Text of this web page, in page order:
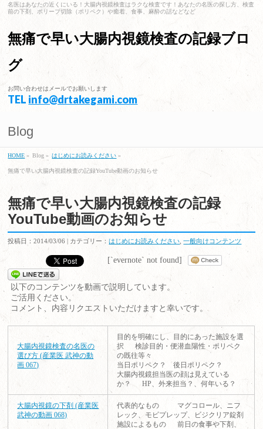
名医はあなたの近くにいる！大腸内視鏡検査はラクな検査です！あなたの名医の探し方、検査
前の下剤、ポリープ切除（ポリペク）や癒着、食事、麻酔の話などなど
無痛で早い大腸内視鏡検査の記録ブロ
グ
お問い合わせはメールでお願いします
TEL info@drtakegami.com
Blog
HOME » Blog » はじめにお読みください »
無痛で早い大腸内視鏡検査の記録YouTube動画のお知らせ
無痛で早い大腸内視鏡検査の記録
YouTube動画のお知らせ
投稿日：2014/03/06 | カテゴリー：はじめにお読みください ,一般向けコンテンツ
[`evernote` not found]
以下のコンテンツを動画で説明しています。
ご活用ください。
コメント、内容リクエストいただけますと幸いです。
大腸内視鏡検査の名医の
選び方 (産業医 武神の動
画 067)
目的を明確にし、目的にあった施設を選
択 検診目的・便潜血陽性・ポリペク
の既往等々
当日ポリペク？ 後日ポリペク？
大腸内視鏡担当医の顔は見えている
か？ HP、外来担当？、何年いる？
大腸内視鏡の下剤 (産業医
武神の動画 068)
代表的なもの マグコロール、ニフ
レック、モビプレップ、ビジクリア錠剤
施設によるもの 前日の食事や下剤、